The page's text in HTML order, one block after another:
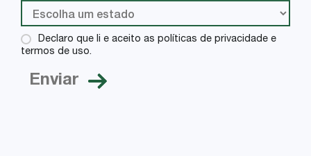
Declaro que li e aceito as políticas de privacidade e
termos de uso.